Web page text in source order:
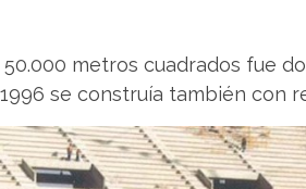
metros cuadrados fue
se construía también con